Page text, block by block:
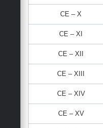
CE – X
CE – XI
CE – XII
CE – XIII
CE – XIV
CE – XV